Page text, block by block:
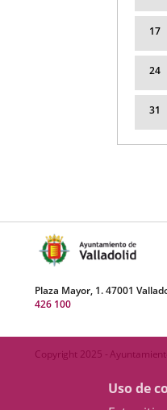
Uso de
17
24
31
Plaza Mayor, 1. 47001
426 100
Copyright 2025 -